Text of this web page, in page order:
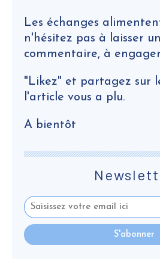
Les échanges
n'hésitez pas à laisser
commentaire, à
"Likez" et partagez sur
l'article vous a plu.
A bientôt